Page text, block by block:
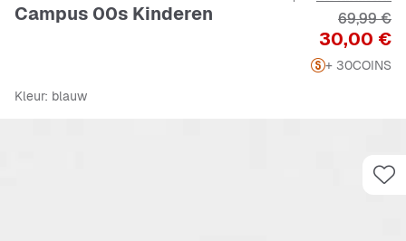
Campus 00s Kinderen
Prijs
30,00 €
Originele
69,99 €
+ 30COINS
Kleur: blauw